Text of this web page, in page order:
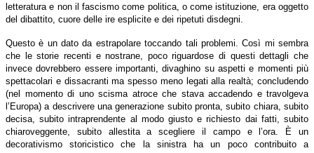
letteratura e non il fascismo come politica, o come istituzione, era oggetto
del dibattito, cuore delle ire esplicite e dei ripetuti disdegni.
Questo è un dato da estrapolare toccando tali problemi. Così mi sembra
che le storie recenti e nostrane, poco riguardose di questi dettagli che
invece dovrebbero essere importanti, divaghino su aspetti e momenti più
spettacolari e dissacranti ma spesso meno legati alla realtà; concludendo
(nel momento di uno scisma atroce che stava accadendo e travolgeva
l’Europa) a descrivere una generazione subito pronta, subito chiara, subito
decisa, subito intraprendente al modo giusto e richiesto dai fatti, subito
chiaroveggente, subito allestita a scegliere il campo e l’ora. È un
decorativismo storicistico che la sinistra ha un poco contribuito a